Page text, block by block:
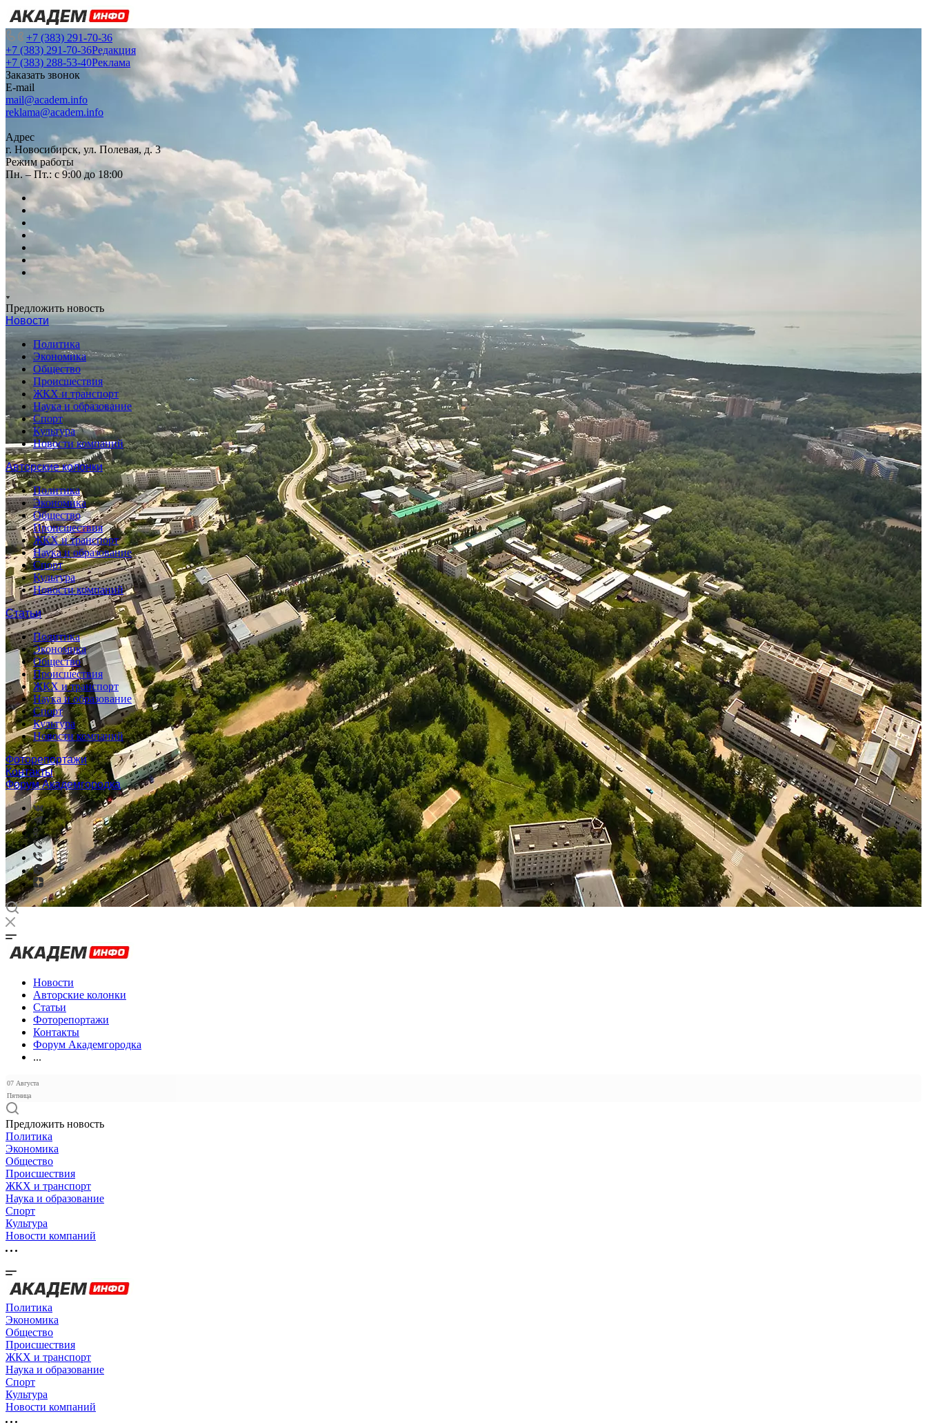
+7 (383) 291-70-36
+7 (383) 291-70-36Редакция
+7 (383) 288-53-40Реклама
Заказать звонок
E-mail
mail@academ.info
reklama@academ.info
Адрес
г. Новосибирск, ул. Полевая, д. 3
Режим работы
Пн. – Пт.: с 9:00 до 18:00
Предложить новость
Новости
Политика
Экономика
Общество
Происшествия
ЖКХ и транспорт
Наука и образование
Спорт
Культура
Новости компаний
Авторские колонки
Политика
Экономика
Общество
Происшествия
ЖКХ и транспорт
Наука и образование
Спорт
Культура
Новости компаний
Статьи
Политика
Экономика
Общество
Происшествия
ЖКХ и транспорт
Наука и образование
Спорт
Культура
Новости компаний
Фоторепортажи
Контакты
Форум Академгородка
Новости
Авторские колонки
Статьи
Фоторепортажи
Контакты
Форум Академгородка
...
07 Августа
Пятница
Предложить новость
Политика
Экономика
Общество
Происшествия
ЖКХ и транспорт
Наука и образование
Спорт
Культура
Новости компаний
Политика
Экономика
Общество
Происшествия
ЖКХ и транспорт
Наука и образование
Спорт
Культура
Новости компаний